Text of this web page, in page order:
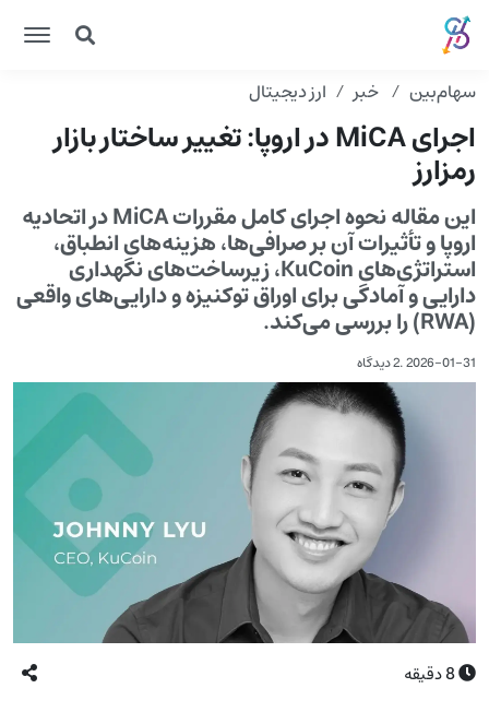
سهام‌بین خبر ارز دیجیتال
اجرای MiCA در اروپا: تغییر ساختار بازار
رمزارز
این مقاله نحوه اجرای کامل مقررات MiCA در اتحادیه
اروپا و تأثیرات آن بر صرافی‌ها، هزینه‌های انطباق،
استراتژی‌های KuCoin، زیرساخت‌های نگهداری
دارایی و آمادگی برای اوراق توکنیزه و دارایی‌های واقعی
(RWA) را بررسی می‌کند.
2026-01-31
.2 دیدگاه
8دقیقه